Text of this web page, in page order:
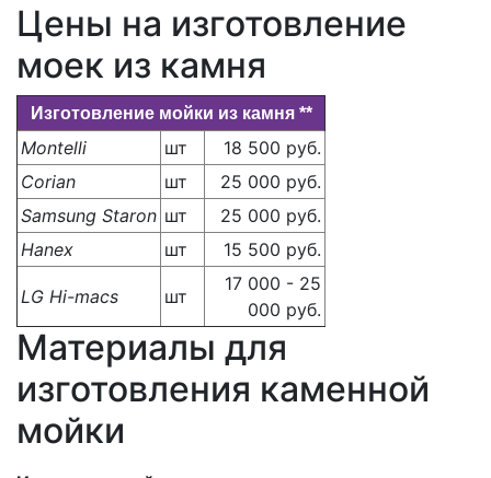
Цены на изготовление
моек из камня
Изготовление мойки из камня **
Montelli шт
18 500 руб.
Corian
шт
25 000 руб.
Samsung Staron шт
25 000 руб.
Hanex
шт 15 500 руб.
LG Hi-macs шт
17 000 - 25
000 руб.
Материалы для
изготовления каменной
мойки